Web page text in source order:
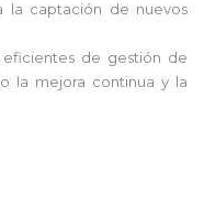
la captación de nuevos
de gestión de
la mejora continua y la